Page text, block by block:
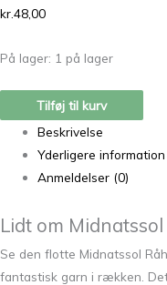
kr.48,00
På lager: 1 på lager
Tilføj til kurv
Beskrivelse
Yderligere information
Anmeldelser (0)
Lidt om
Se den flotte Midnatssol
fantastisk garn i rækken.